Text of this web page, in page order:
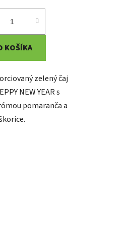
KOŠÍKA
zelený čaj
NEW YEAR s
pomaranča a